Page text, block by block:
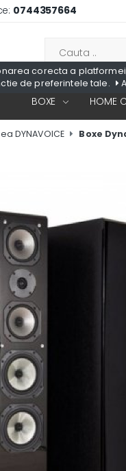
corecta a
de preferintele tale.
0744357664
BOXE HOME
DYNAVOICE Boxe